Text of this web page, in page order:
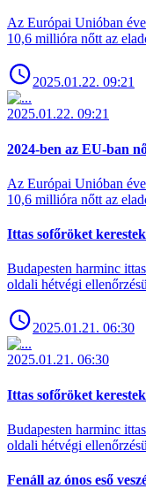
Az Európai Unióban
10,6 millióra nőtt az
2025.01.22. 09:21
2025.01.22. 09:21
2024-ben az EU-ban
Az Európai Unióban
10,6 millióra nőtt az
Ittas sofőröket kerestek
Budapesten harminc
oldali hétvégi
2025.01.21. 06:30
2025.01.21. 06:30
Ittas sofőröket kerestek
Budapesten harminc
oldali hétvégi
Fenáll az ónos eső